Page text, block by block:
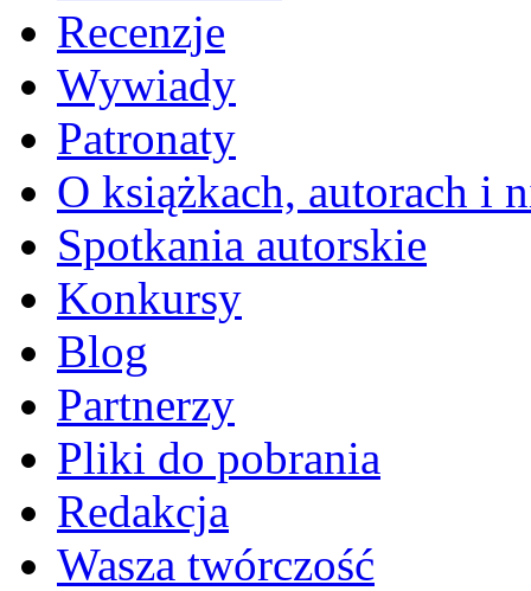
Recenzje
Wywiady
Patronaty
O książkach, autorach i
Spotkania autorskie
Konkursy
Blog
Partnerzy
Pliki do pobrania
Redakcja
Wasza twórczość